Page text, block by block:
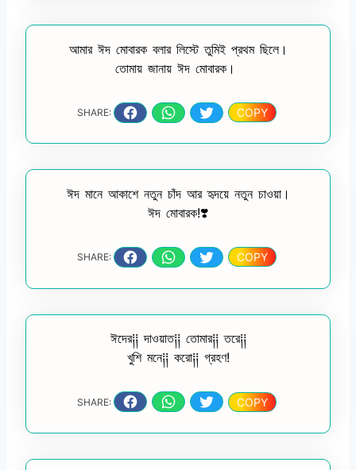
আমার ঈদ মোবারক বলার লিস্টে তুমিই প্রথম ছিলে।
তোমায় জানায় ঈদ মোবারক।
SHARE: COPY
ঈদ মানে আকাশে নতুন চাঁদ আর হৃদয়ে নতুন চাওয়া।
ঈদ মোবারক!❣️
SHARE: COPY
ঈদের༐༐ দাওয়াত༐༐ তোমার༐༐ তরে༐༐
খুশি মনে༐༐ করো༐༐ গ্রহণ!
SHARE: COPY